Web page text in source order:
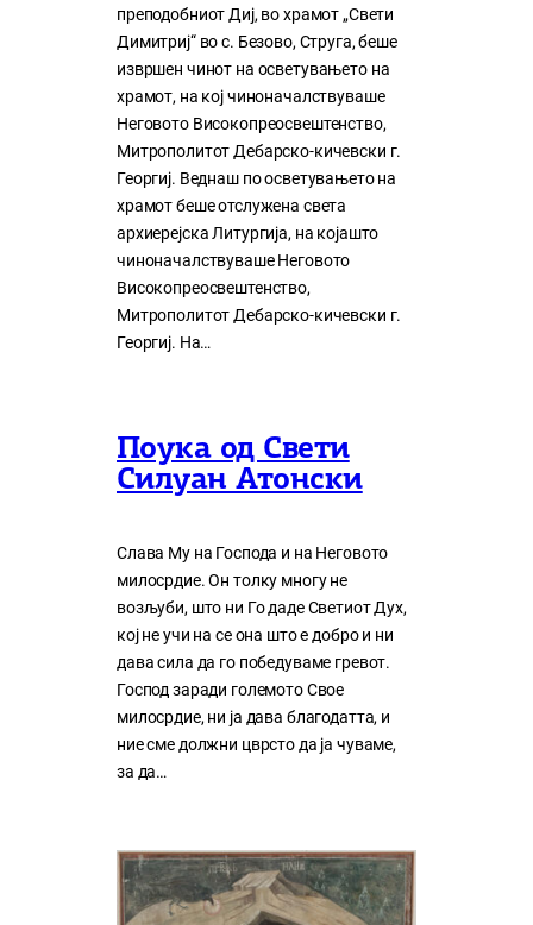
преподобниот Диј, во храмот „Свети
Димитриј“ во с. Безово, Струга, беше
извршен чинот на осветувањето на
храмот, на кој чиноначалствуваше
Неговото Високопреосвештенство,
Митрополитот Дебарско-кичевски г.
Георгиј. Веднаш по осветувањето на
храмот беше отслужена света
архиерејска Литургија, на којашто
чиноначалствуваше Неговото
Високопреосвештенство,
Митрополитот Дебарско-кичевски г.
Георгиј. На…
Поука од Свети
Силуан Атонски
Слава Му на Господа и на Неговото
милосрдие. Он толку многу нe
возљуби, што ни Го даде Светиот Дух,
кој нe учи на сe она што е добро и ни
дава сила да го победуваме гревот.
Господ заради големото Свое
милосрдие, ни ја дава благодатта, и
ние сме должни цврсто да ја чуваме,
за да…